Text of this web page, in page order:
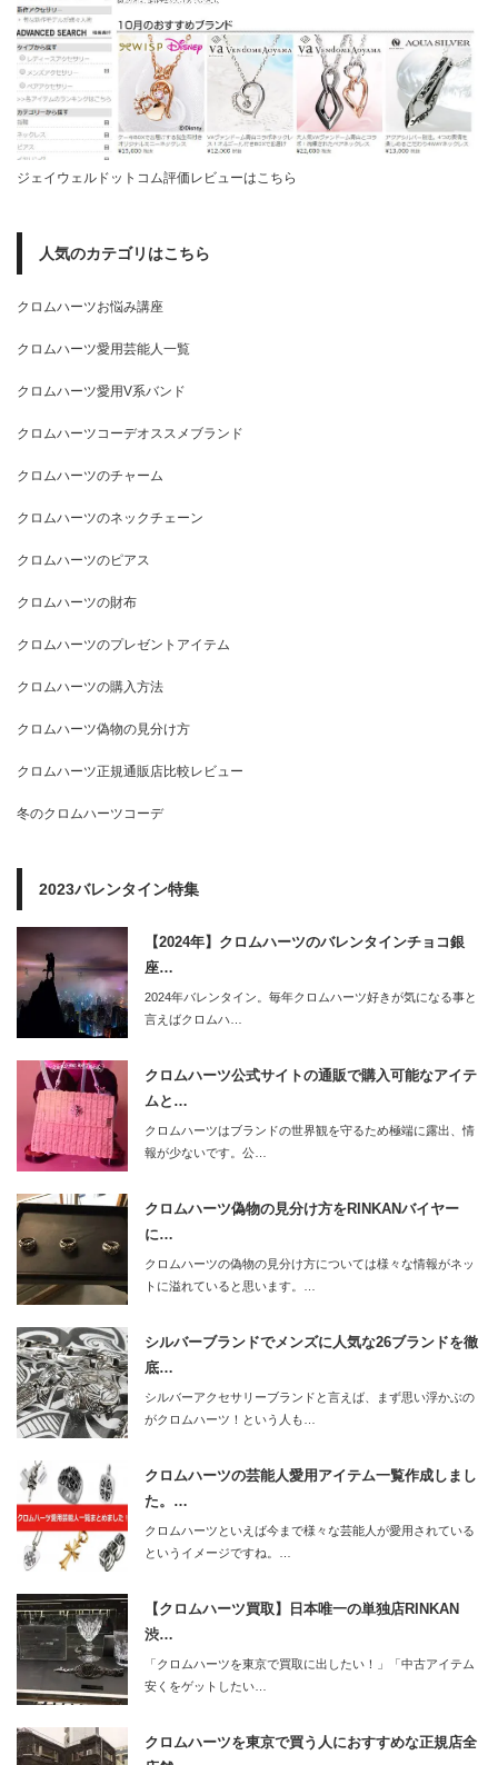
ジェイウェルドットコム評価レビューはこちら
人気のカテゴリはこちら
クロムハーツお悩み講座
クロムハーツ愛用芸能人一覧
クロムハーツ愛用V系バンド
クロムハーツコーデオススメブランド
クロムハーツのチャーム
クロムハーツのネックチェーン
クロムハーツのピアス
クロムハーツの財布
クロムハーツのプレゼントアイテム
クロムハーツの購入方法
クロムハーツ偽物の見分け方
クロムハーツ正規通販店比較レビュー
冬のクロムハーツコーデ
2023バレンタイン特集
【2024年】クロムハーツのバレンタインチョコ銀
座…
2024年バレンタイン。毎年クロムハーツ好きが気になる事と
言えばクロムハ…
クロムハーツ公式サイトの通販で購入可能なアイテ
ムと…
クロムハーツはブランドの世界観を守るため極端に露出、情
報が少ないです。公…
クロムハーツ偽物の見分け方をRINKANバイヤー
に…
クロムハーツの偽物の見分け方については様々な情報がネッ
トに溢れていると思います。…
シルバーブランドでメンズに人気な26ブランドを徹
底…
シルバーアクセサリーブランドと言えば、まず思い浮かぶの
がクロムハーツ！という人も…
クロムハーツの芸能人愛用アイテム一覧作成しまし
た。…
クロムハーツといえば今まで様々な芸能人が愛用されている
というイメージですね。…
【クロムハーツ買取】日本唯一の単独店RINKAN
渋…
「クロムハーツを東京で買取に出したい！」「中古アイテム
安くをゲットしたい…
クロムハーツを東京で買う人におすすめな正規店全